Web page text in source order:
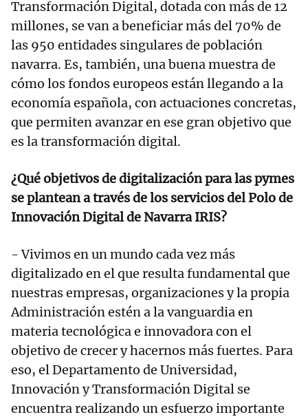
Transformación Digital, dotada con más de 12
millones, se van a beneficiar más del 70% de
las 950 entidades singulares de población
navarra. Es, también, una buena muestra de
cómo los fondos europeos están llegando a la
economía española, con actuaciones concretas,
que permiten avanzar en ese gran objetivo que
es la transformación digital.
¿Qué objetivos de digitalización para las pymes
se plantean a través de los servicios del Polo de
Innovación Digital de Navarra IRIS?
- Vivimos en un mundo cada vez más
digitalizado en el que resulta fundamental que
nuestras empresas, organizaciones y la propia
Administración estén a la vanguardia en
materia tecnológica e innovadora con el
objetivo de crecer y hacernos más fuertes. Para
eso, el Departamento de Universidad,
Innovación y Transformación Digital se
encuentra realizando un esfuerzo importante